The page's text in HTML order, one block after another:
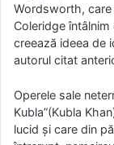
Wordsworth, care
Coleridge
creează ideea de
autorul citat
Operele sale
Kubla”(Kubla
lucid şi care din